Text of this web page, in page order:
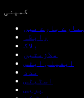
کمپنی
ہمارے بارے میں
رابطہ
بلاگ
ملازمتیں
ایفیلی ایٹس
مدد
اسٹیٹس
پریس